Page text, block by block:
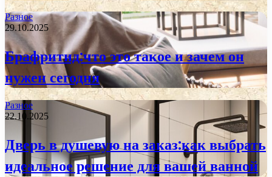
Разное
29.10.2025
Брафритид:что это такое и зачем он
нужен сегодня
Разное
22.10.2025
Дверь в душевую на заказ:как выбрать
идеальное решение для вашей ванной